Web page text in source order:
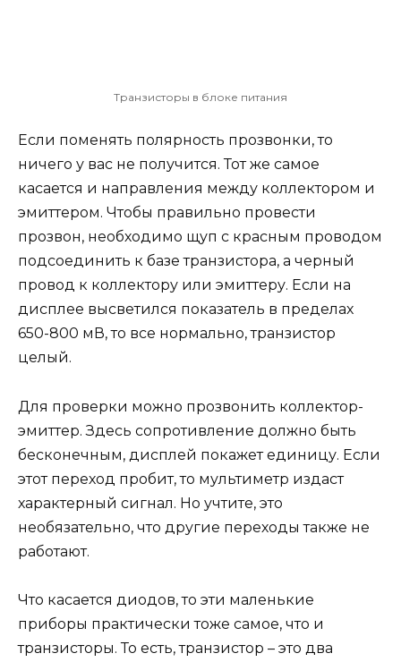
Транзисторы в блоке питания
Если поменять полярность прозвонки, то
ничего у вас не получится. Тот же самое
касается и направления между коллектором и
эмиттером. Чтобы правильно провести
прозвон, необходимо щуп с красным проводом
подсоединить к базе транзистора, а черный
провод к коллектору или эмиттеру. Если на
дисплее высветился показатель в пределах
650-800 мВ, то все нормально, транзистор
целый.
Для проверки можно прозвонить коллектор-
эмиттер. Здесь сопротивление должно быть
бесконечным, дисплей покажет единицу. Если
этот переход пробит, то мультиметр издаст
характерный сигнал. Но учтите, это
необязательно, что другие переходы также не
работают.
Что касается диодов, то эти маленькие
приборы практически тоже самое, что и
транзисторы. То есть, транзистор – это два